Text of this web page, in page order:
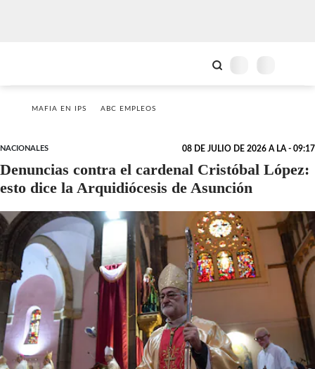
MAFIA EN IPS ABC EMPLEOS
NACIONALES 08 DE JULIO DE 2026 A LA - 09:17
Denuncias contra el cardenal Cristóbal López:
esto dice la Arquidiócesis de Asunción